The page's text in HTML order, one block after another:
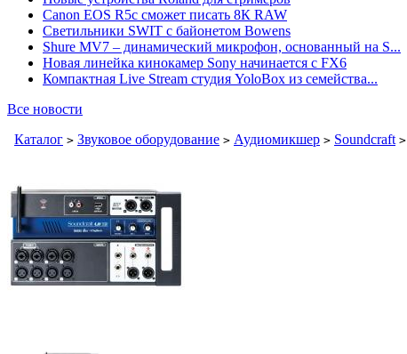
Canon EOS R5c сможет писать 8К RAW
Светильники SWIT с байонетом Bowens
Shure MV7 – динамический микрофон, основанный на S...
Новая линейка кинокамер Sony начинается с FX6
Компактная Live Stream студия YoloBox из семейства...
Все новости
Каталог > Звуковое оборудование > Аудиомикшер > Soundcraft >